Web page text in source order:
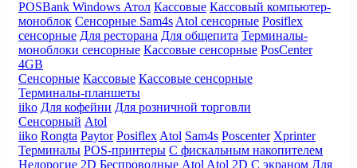
POSBank Windows Атол Кассовые Кассовый компьютер-
моноблок Сенсорные Sam4s Atol сенсорные Posiflex
сенсорные Для ресторана Для общепита Терминалы-
моноблоки сенсорные Кассовые сенсорные PosCenter
4GB
Сенсорные Кассовые Кассовые сенсорные
Терминалы-планшеты
iiko Для кофейни Для розничной торговли
Сенсорный Atol
iiko Rongta Paytor Posiflex Atol Sam4s Poscenter Xprinter
Терминалы POS-принтеры С фискальным накопителем
Недорогие 2D Беспроводные Atol Atol 2D С экраном Для